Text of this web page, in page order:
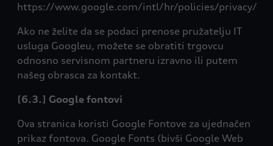
https://www.google.com/intl/hr/policies/privacy/
Ako ne želite da se podaci prenose pružatelju IT
usluga Googleu, možete se obratiti trgovcu
odnosno servisnom partneru izravno ili putem
našeg obrasca za kontakt.
[6.3.] Google fontovi
Ova stranica koristi Google Fontove za ujednačen
prikaz fontova. Google Fonts (bivši Google Web